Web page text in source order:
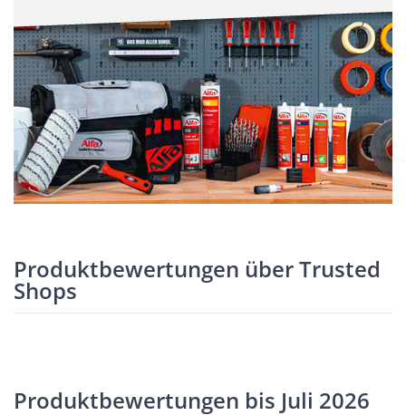
Produktbewertungen über Trusted
Shops
Produktbewertungen bis Juli 2026